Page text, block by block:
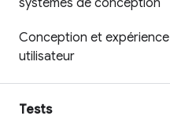
systèmes de conception
Conception et expérience
utilisateur
Tests